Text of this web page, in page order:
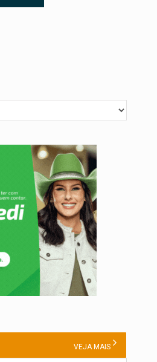
VEJA MAIS